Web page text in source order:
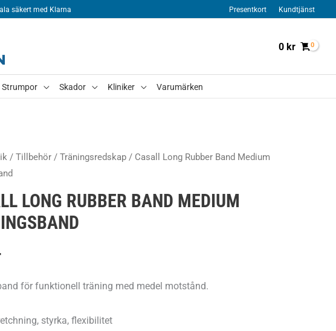
säkert med Klarna Presentkort Kundtjänst
0 kr
Strumpor Skador Kliniker Varumärken
/ Tillbehör / Träningsredskap / Casall Long Rubber Band Medium
LONG RUBBER BAND MEDIUM
för funktionell träning med medel motstånd.
styrka, flexibilitet